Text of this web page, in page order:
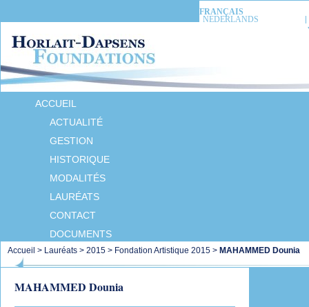
FRANÇAIS
NEDERLANDS
ACCUEIL
ACTUALITÉ
GESTION
HISTORIQUE
MODALITÉS
LAURÉATS
CONTACT
DOCUMENTS
Accueil > Lauréats > 2015 > Fondation Artistique 2015 > MAHAMMED Dounia
MAHAMMED Dounia